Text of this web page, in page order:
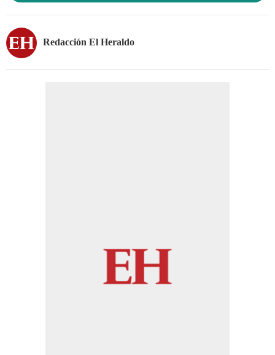
Redacción El Heraldo